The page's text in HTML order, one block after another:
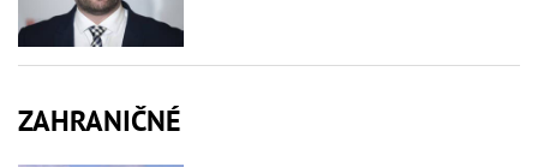
ZAHRANIČNÉ